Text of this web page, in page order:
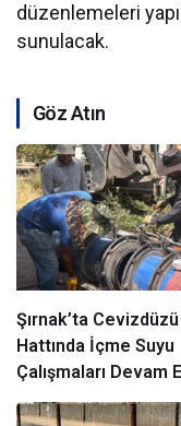
düzenlemeleri
sunulacak.
Göz Atın
Şırnak’ta Cevizdüzü
Hattında İçme Suyu
Çalışmaları Devam